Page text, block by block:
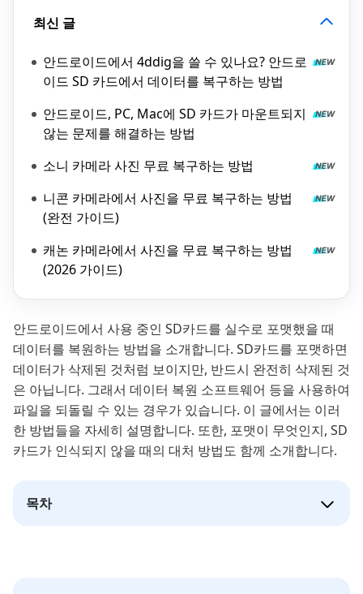
최신 글
안드로이드에서 4ddig을 쓸 수 있나요? 안드로
이드 SD 카드에서 데이터를 복구하는 방법
안드로이드, PC, Mac에 SD 카드가 마운트되지
않는 문제를 해결하는 방법
소니 카메라 사진 무료 복구하는 방법
니콘 카메라에서 사진을 무료 복구하는 방법
(완전 가이드)
캐논 카메라에서 사진을 무료 복구하는 방법
(2026 가이드)
안드로이드에서 사용 중인 SD카드를 실수로 포맷했을 때
데이터를 복원하는 방법을 소개합니다. SD카드를 포맷하면
데이터가 삭제된 것처럼 보이지만, 반드시 완전히 삭제된 것
은 아닙니다. 그래서 데이터 복원 소프트웨어 등을 사용하여
파일을 되돌릴 수 있는 경우가 있습니다. 이 글에서는 이러
한 방법들을 자세히 설명합니다. 또한, 포맷이 무엇인지, SD
카드가 인식되지 않을 때의 대처 방법도 함께 소개합니다.
목차